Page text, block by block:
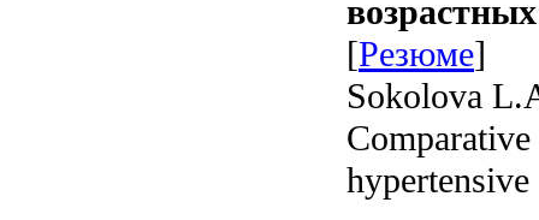
[Резюме]
Sokolova